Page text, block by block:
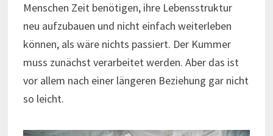
Menschen Zeit benötigen, ihre Lebensstruktur
neu aufzubauen und nicht einfach weiterleben
können, als wäre nichts passiert. Der Kummer
muss zunächst verarbeitet werden. Aber das ist
vor allem nach einer längeren Beziehung gar nicht
so leicht.